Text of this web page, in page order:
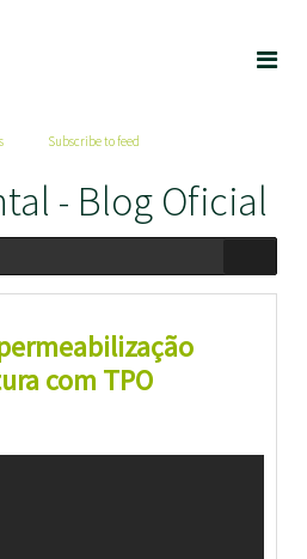
Subscribe to feed
- Blog Oficial
com TPO